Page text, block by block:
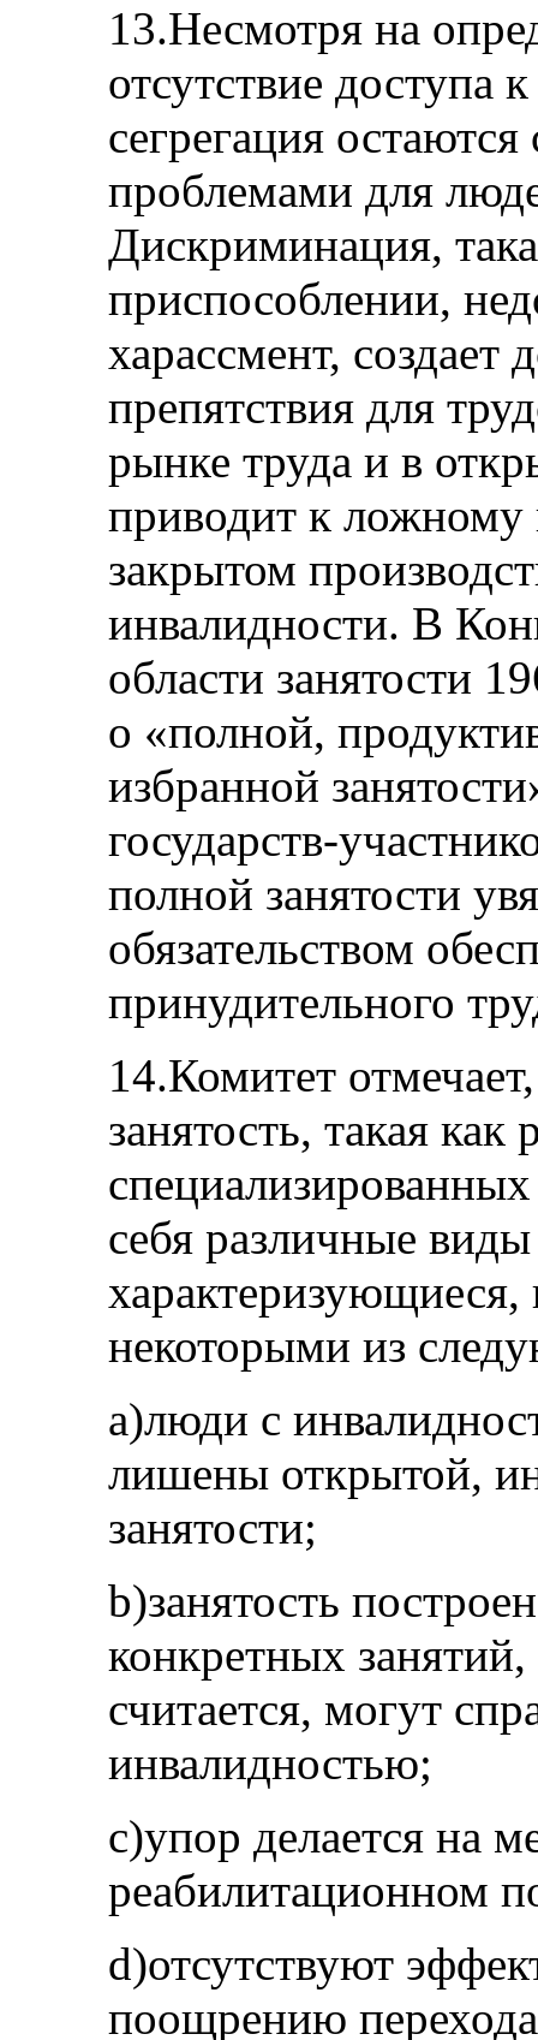
13.Несмотря на
отсутствие доступа
сегрегация
проблемами для
Дискриминация,
приспособлении,
харассмент, создает
препятствия для
рынке труда и в
приводит к
закрытом
инвалидности. В
области занятости
о «полной,
избранной
государств-
полной занятости
обязательством
принудительного
14.Комитет
занятость, такая как
себя различные
некоторыми из
a)люди с
лишены открытой,
занятости;
b)занятость
конкретных
считается, могут
инвалидностью;
c)упор делается на
реабилитационном
d)отсутствуют
поощрению